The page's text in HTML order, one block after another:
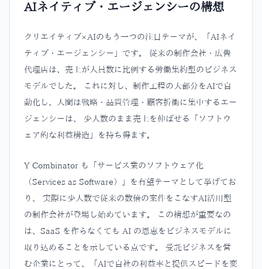
AIネイティブ・エージェンシーの構想
クリエイティブ×AIのもう一つの注目テーマが、「AIネイ
ティブ・エージェンシー」です。 従来の制作会社・広告
代理店は、売上が人員数に比例する労働集約型のビジネス
モデルでした。 これに対し、制作工程の大部分をAIで自
動化し、人間は戦略・品質管理・顧客折衝に集中するエー
ジェンシーは、 少人数のまま売上を伸ばせる「ソフトウ
ェア的な利益構造」を持ち得ます。
Y Combinator も「サービス業のソフトウェア化
（Services as Software）」を有望テーマとして挙げてお
り、 実際に少人数で従来の数倍の案件をこなすAI活用型
の制作会社が登場し始めています。 この構想が重要なの
は、SaaS を作らなくても AI の恩恵をビジネスモデルに
取り込めることを示している点です。 受託ビジネスを営
む企業にとって、「AIで自社の利益率と提供スピードを変